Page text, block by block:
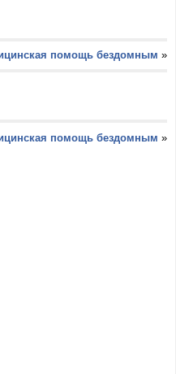
помощь бездомным »
помощь бездомным »